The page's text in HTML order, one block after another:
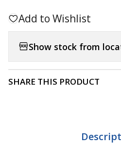
Add to Wishlist
Show stock from
SHARE THIS PRODUCT